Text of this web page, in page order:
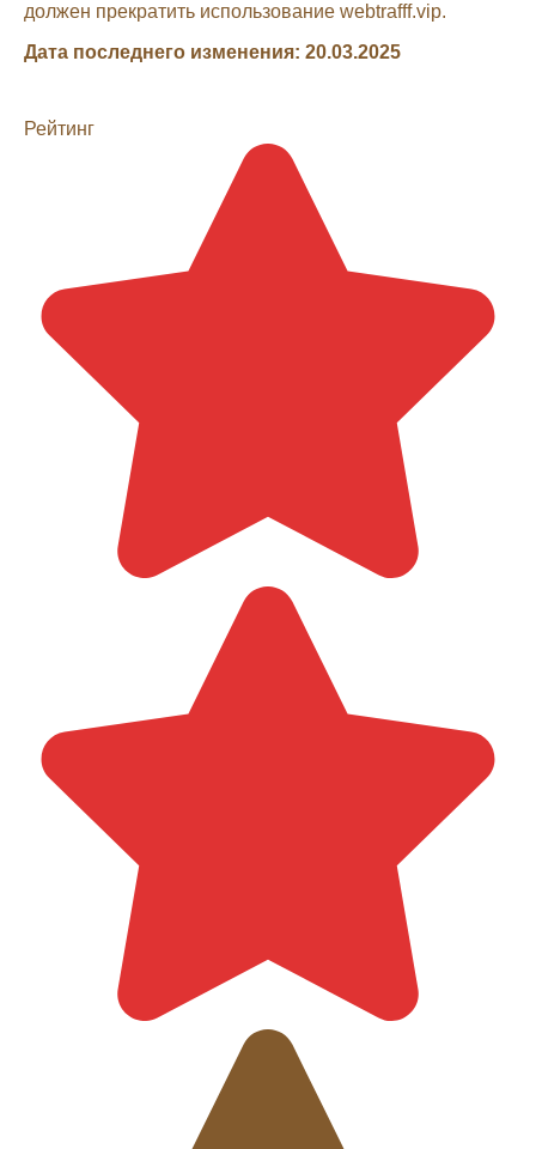
должен прекратить использование webtrafff.vip.
Дата последнего изменения: 20.03.2025
Рейтинг